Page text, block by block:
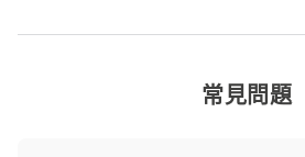
常見問題